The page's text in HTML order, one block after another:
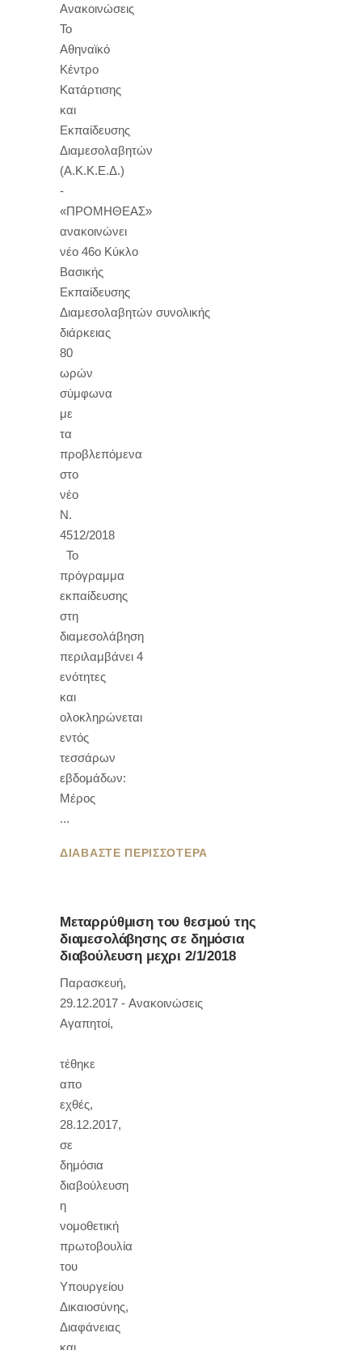
Ανακοινώσεις
To
Αθηναϊκό
Κέντρο
Κατάρτισης
και
Εκπαίδευσης
Διαμεσολαβητών
(Α.Κ.Κ.Ε.Δ.)
-
«ΠΡΟΜΗΘΕΑΣ»
ανακοινώνει
νέο 46ο Κύκλο
Βασικής
Εκπαίδευσης
Διαμεσολαβητών συνολικής
διάρκειας
80
ωρών
σύμφωνα
με
τα
προβλεπόμενα
στο
νέο
Ν.
4512/2018
Το
πρόγραμμα
εκπαίδευσης
στη
διαμεσολάβηση
περιλαμβάνει 4
ενότητες
και
ολοκληρώνεται
εντός
τεσσάρων
εβδομάδων:
Μέρος
ΔΙΑΒΑΣΤΕ ΠΕΡΙΣΣΟΤΕΡΑ
Μεταρρύθμιση του θεσμού της
διαμεσολάβησης σε δημόσια
διαβούλευση μεχρι 2/1/2018
Παρασκευή,
29.12.2017 - Ανακοινώσεις
Αγαπητοί,
τέθηκε
απο
εχθές,
28.12.2017,
σε
δημόσια
διαβούλευση
η
νομοθετική
πρωτοβουλία
του
Υπουργείου
Δικαιοσύνης,
Διαφάνειας
και